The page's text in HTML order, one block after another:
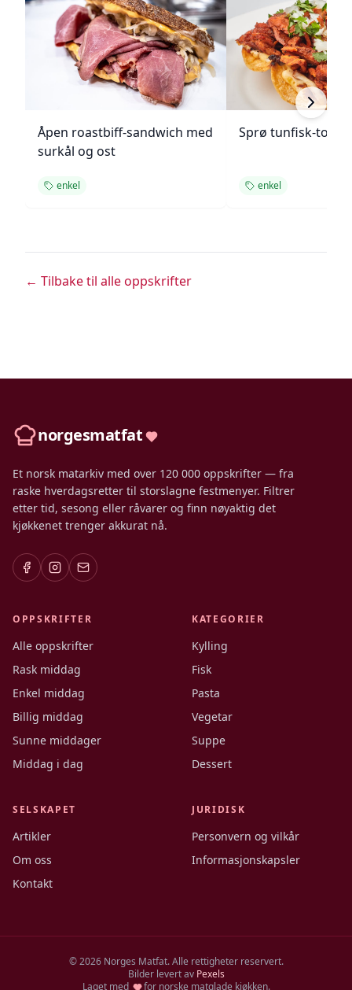
Åpen roastbiff-sandwich med
surkål og ost
enkel
Sprø tunfisk-
enkel
← Tilbake til alle oppskrifter
norgesmatfat
Et norsk matarkiv med over 120 000 oppskrifter — fra
raske hverdagsretter til storslagne festmenyer. Filtrer
etter tid, sesong eller råvarer og finn nøyaktig det
kjøkkenet trenger akkurat nå.
OPPSKRIFTER
Alle oppskrifter
Rask middag
Enkel middag
Billig middag
Sunne middager
Middag i dag
KATEGORIER
Kylling
Fisk
Pasta
Vegetar
Suppe
Dessert
SELSKAPET
Artikler
Om oss
Kontakt
JURIDISK
Personvern og vilkår
Informasjonskapsler
©2026Norges Matfat. Alle rettigheter reservert.
Bilder levert av Pexels
Laget med
for norske matglade kjøkken.